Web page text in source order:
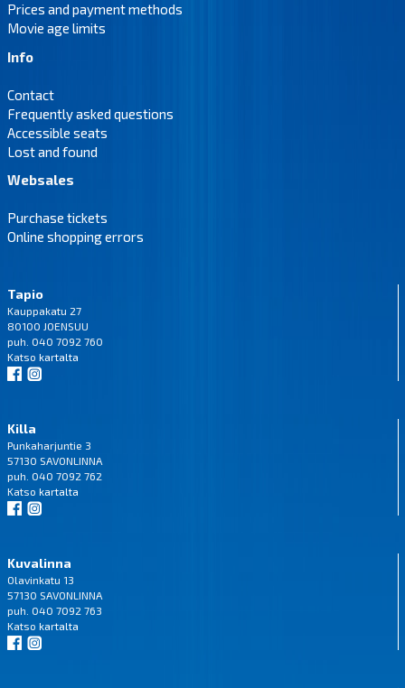
Prices and payment methods
Movie age limits
Info
Contact
Frequently asked questions
Accessible seats
Lost and found
Websales
Purchase tickets
Online shopping errors
Tapio
Kauppakatu 27
80100 JOENSUU
puh. 040 7092 760
Katso kartalta
Killa
Punkaharjuntie 3
57130 SAVONLINNA
puh. 040 7092 762
Katso kartalta
Kuvalinna
Olavinkatu 13
57130 SAVONLINNA
puh. 040 7092 763
Katso kartalta